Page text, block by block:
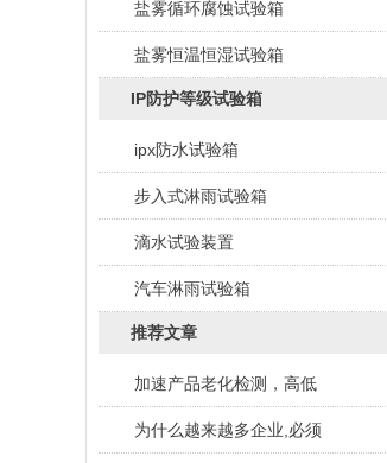
盐雾循环腐蚀试验箱
盐雾恒温恒湿试验箱
IP防护等级试验箱
ipx防水试验箱
步入式淋雨试验箱
滴水试验装置
汽车淋雨试验箱
推荐文章
加速产品老化检测，高低
为什么越来越多企业,必须